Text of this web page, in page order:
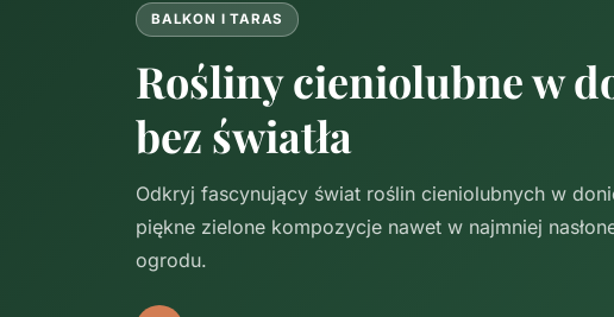
BALKON I TARAS
Rośliny cieniolubne w
bez światła
Odkryj fascynujący świat roślin cieniolubnych w
piękne zielone kompozycje nawet w najmniej
ogrodu.